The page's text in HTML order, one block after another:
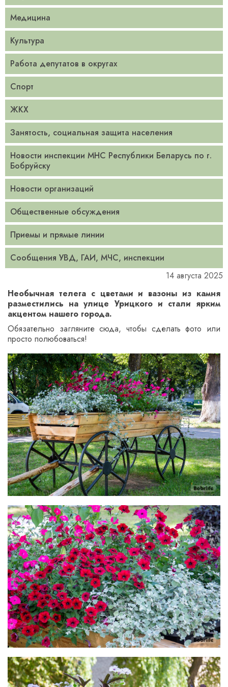
Медицина
Культура
Работа депутатов в округах
Спорт
ЖКХ
Занятость, социальная защита населения
Новости инспекции МНС Республики Беларусь по г.
Бобруйску
Новости организаций
Общественные обсуждения
Приемы и прямые линии
Сообщения УВД, ГАИ, МЧС, инспекции
14 августа 2025
Необычная телега с цветами и вазоны из камня
разместились на улице Урицкого и стали ярким
акцентом нашего города.
Обязательно загляните сюда, чтобы сделать фото или
просто полюбоваться!